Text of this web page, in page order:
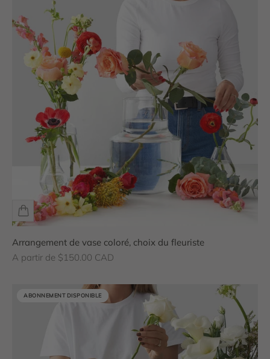
Arrangement de vase coloré, choix du fleuriste
Prix de vente
A partir de $150.00 CAD
ABONNEMENT DISPONIBLE
ABONNEMENT DISPONIBLE